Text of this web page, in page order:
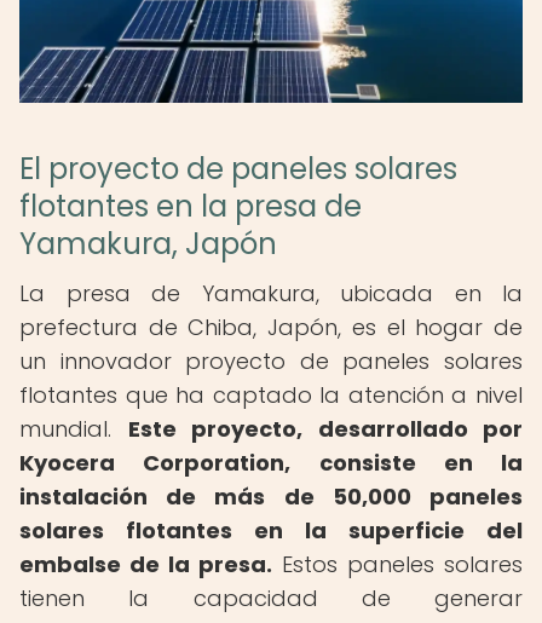
El proyecto de paneles solares
flotantes en la presa de
Yamakura, Japón
La presa de Yamakura, ubicada en la
prefectura de Chiba, Japón, es el hogar de
un innovador proyecto de paneles solares
flotantes que ha captado la atención a nivel
mundial. Este proyecto, desarrollado por
Kyocera Corporation, consiste en la
instalación de más de 50,000 paneles
solares flotantes en la superficie del
embalse de la presa. Estos paneles solares
tienen la capacidad de generar